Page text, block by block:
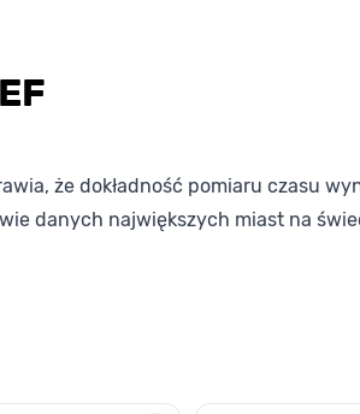
że dokładność pomiaru czasu
danych największych miast na